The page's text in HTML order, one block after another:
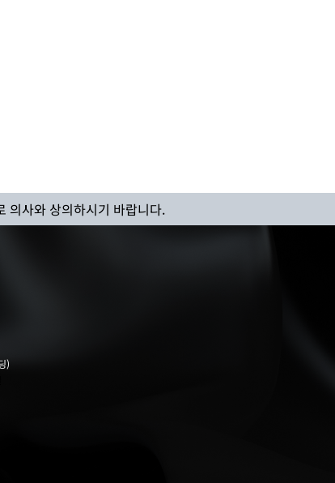
의사와 상의하시기 바랍니다.
)